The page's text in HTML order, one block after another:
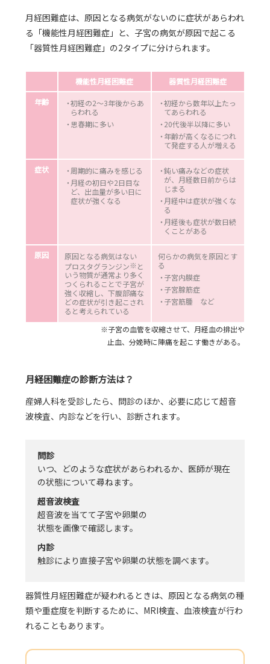
月経困難症は、原因となる病気がないのに症状があらわれ
る「機能性月経困難症」と、子宮の病気が原因で起こる
「器質性月経困難症」の2タイプに分けられます。
機能性月経困難症
器質性月経困難症
年齢
初経の2～3年後からあ
らわれる
思春期に多い
初経から数年以上たっ
てあらわれる
20代後半以降に多い
年齢が高くなるにつれ
て発症する人が増える
症状
周期的に痛みを感じる
月経の初日や2日目な
ど、出血量が多い日に
症状が強くなる
鈍い痛みなどの症状
が、月経数日前からは
じまる
月経中は症状が強くな
る
月経後も症状が数日続
くことがある
原因
原因となる病気はない
プロスタグランジン※と
いう物質が通常より多く
つくられることで子宮が
強く収縮し、下腹部痛な
どの症状が引き起こされ
ると考えられている
何らかの病気を原因とす
る
子宮内膜症
子宮腺筋症
子宮筋腫 など
※子宮の血管を収縮させて、月経血の排出や
止血、分娩時に陣痛を起こす働きがある。
月経困難症の診断方法は？
産婦人科を受診したら、問診のほか、必要に応じて超音
波検査、内診などを行い、診断されます。
問診
いつ、どのような症状があらわれるか、医師が現在
の状態について尋ねます。
超音波検査
超音波を当てて子宮や卵巣の
状態を画像で確認します。
内診
触診により直接子宮や卵巣の状態を調べます。
器質性月経困難症が疑われるときは、原因となる病気の種
類や重症度を判断するために、MRI検査、血液検査が行わ
れることもあります。